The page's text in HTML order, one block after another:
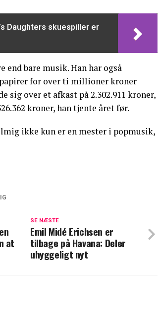
Daughters skuespiller er
end bare musik. Han har også
for over ti millioner kroner
sig over et afkast på 2.302.911 kroner,
kroner, han tjente året før.
ikke kun er en mester i popmusik,
særlig tale til Ulf Pilgaard:
SE NÆSTE
Emil Midé Erichsen er
tilbage på Havana: Deler
uhyggeligt nyt
at